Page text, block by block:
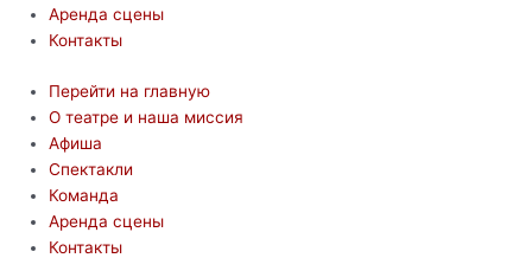
Аренда сцены
Контакты
Перейти на главную
О театре и наша миссия
Афиша
Спектакли
Команда
Аренда сцены
Контакты